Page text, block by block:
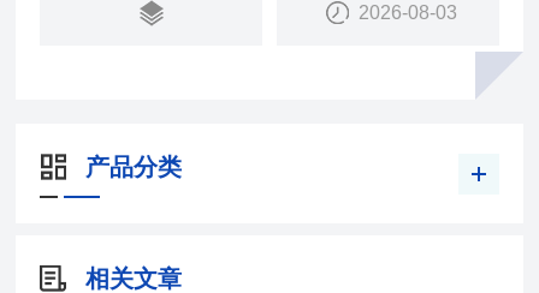
2026-08-03
产品分类
相关文章